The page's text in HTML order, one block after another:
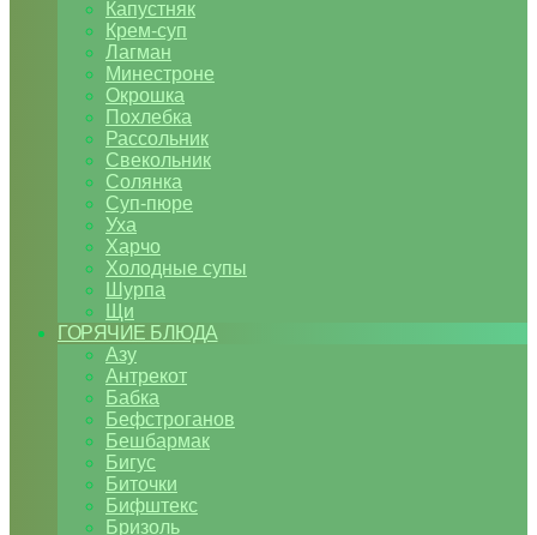
Капустняк
Крем-суп
Лагман
Минестроне
Окрошка
Похлебка
Рассольник
Свекольник
Солянка
Суп-пюре
Уха
Харчо
Холодные супы
Шурпа
Щи
ГОРЯЧИЕ БЛЮДА
Азу
Антрекот
Бабка
Бефстроганов
Бешбармак
Бигус
Биточки
Бифштекс
Бризоль